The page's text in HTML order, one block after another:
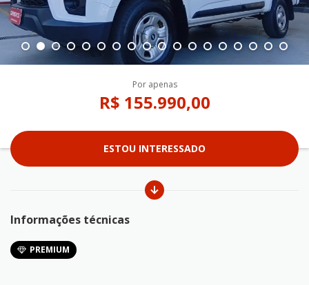
Por apenas
R$ 155.990,00
ESTOU INTERESSADO
Informações técnicas
PREMIUM